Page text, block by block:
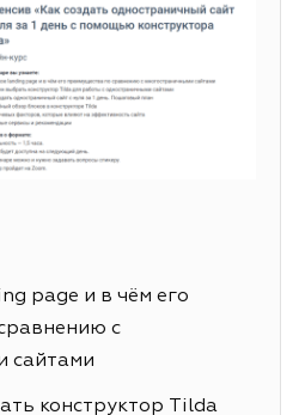
page и в чём его
с
сайтами
конструктор Tilda